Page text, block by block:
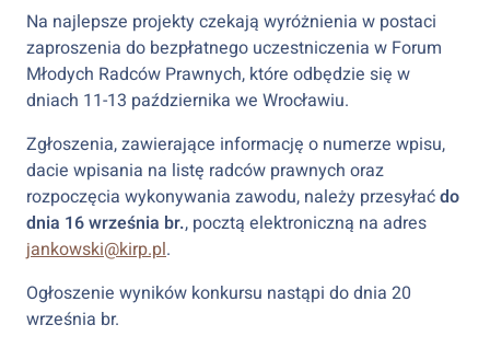
Na najlepsze projekty czekają wyróżnienia w postaci
zaproszenia do bezpłatnego uczestniczenia w Forum
Młodych Radców Prawnych, które odbędzie się w
dniach 11-13 października we Wrocławiu.
Zgłoszenia, zawierające informację o numerze wpisu,
dacie wpisania na listę radców prawnych oraz
rozpoczęcia wykonywania zawodu, należy przesyłaćdo
dnia 16 września br., pocztą elektroniczną na adres
jankowski@kirp.pl.
Ogłoszenie wyników konkursu nastąpi do dnia 20
września br.